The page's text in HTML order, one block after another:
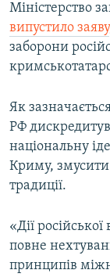
Усі сайти
Міністерство
випустило заяву
заборони
Як
РФ
національну
Криму, змусити
традиції.
«Дії
повне
принципів